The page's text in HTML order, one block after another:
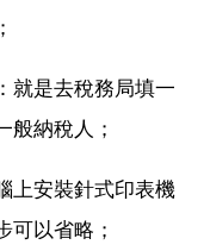
就是去稅務局填一
般納稅人；
上安裝針式印表機
可以省略；